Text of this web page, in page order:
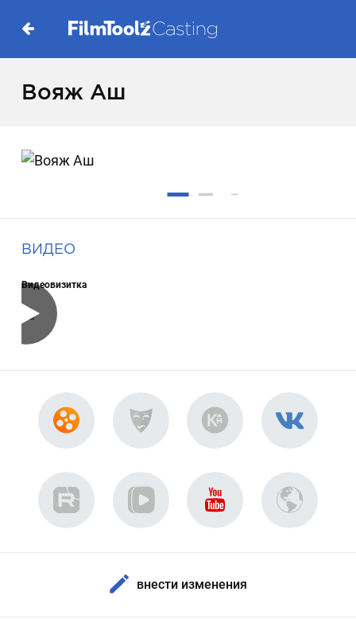
Вояж Аш
ВИДЕО
Видеовизитка
внести изменения